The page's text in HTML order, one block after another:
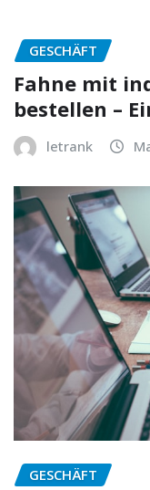
GESCHÄFT
Fahne mit
bestellen –
letrank
GESCHÄFT